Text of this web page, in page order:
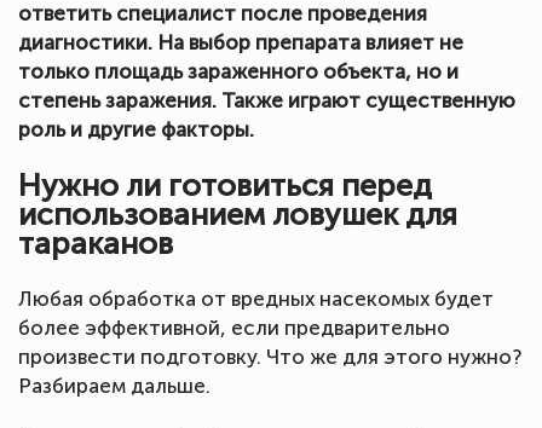
ответить специалист после проведения
диагностики. На выбор препарата влияет не
только площадь зараженного объекта, но и
степень заражения. Также играют существенную
роль и другие факторы.
Нужно ли готовиться перед
использованием ловушек для
тараканов
Любая обработка от вредных насекомых будет
более эффективной, если предварительно
произвести подготовку. Что же для этого нужно?
Разбираем дальше.